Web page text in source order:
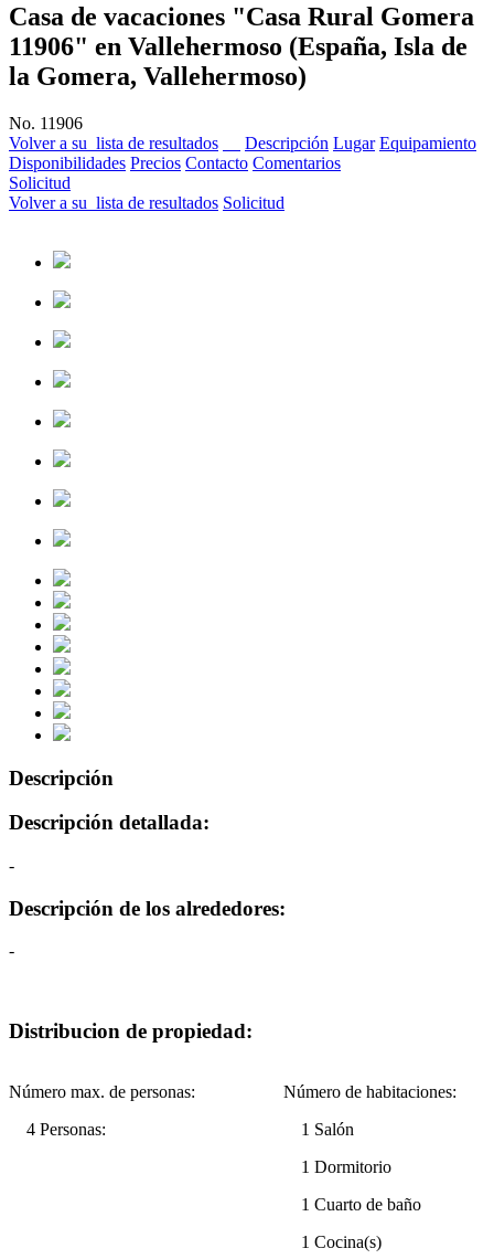
Casa de vacaciones "Casa Rural Gomera
11906" en Vallehermoso (España, Isla de
la Gomera, Vallehermoso)
No. 11906
Volver a su lista de resultados
Descripción Lugar Equipamiento
Disponibilidades Precios Contacto Comentarios
Solicitud
Volver a su lista de resultados Solicitud
Descripción
Descripción detallada:
-
Descripción de los alrededores:
-
Distribucion de propiedad:
Número max. de personas:
4 Personas:
Número de habitaciones:
1 Salón
1 Dormitorio
1 Cuarto de baño
1 Cocina(s)